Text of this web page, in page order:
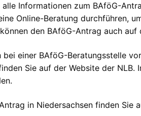
Informationen zum BAföG-
Online-Beratung durchführen,
den BAföG-Antrag auch
einer BAföG-Beratungsstelle
Sie auf der Website der NLB.
in Niedersachsen finden Sie